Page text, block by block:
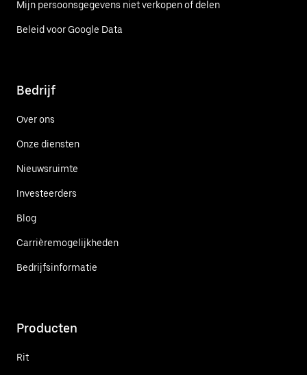
Mijn persoonsgegevens niet verkopen of delen
Beleid voor Google Data
Bedrijf
Over ons
Onze diensten
Nieuwsruimte
Investeerders
Blog
Carrièremogelijkheden
Bedrijfsinformatie
Producten
Rit